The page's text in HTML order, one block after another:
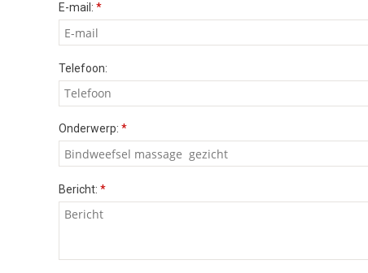
E-mail: *
Telefoon:
Onderwerp: *
Bericht: *